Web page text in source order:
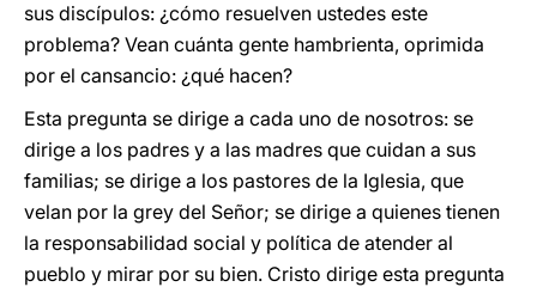
sus discípulos: ¿cómo resuelven ustedes este
problema? Vean cuánta gente hambrienta, oprimida
por el cansancio: ¿qué hacen?
Esta pregunta se dirige a cada uno de nosotros: se
dirige a los padres y a las madres que cuidan a sus
familias; se dirige a los pastores de la Iglesia, que
velan por la grey del Señor; se dirige a quienes tienen
la responsabilidad social y política de atender al
pueblo y mirar por su bien. Cristo dirige esta pregunta